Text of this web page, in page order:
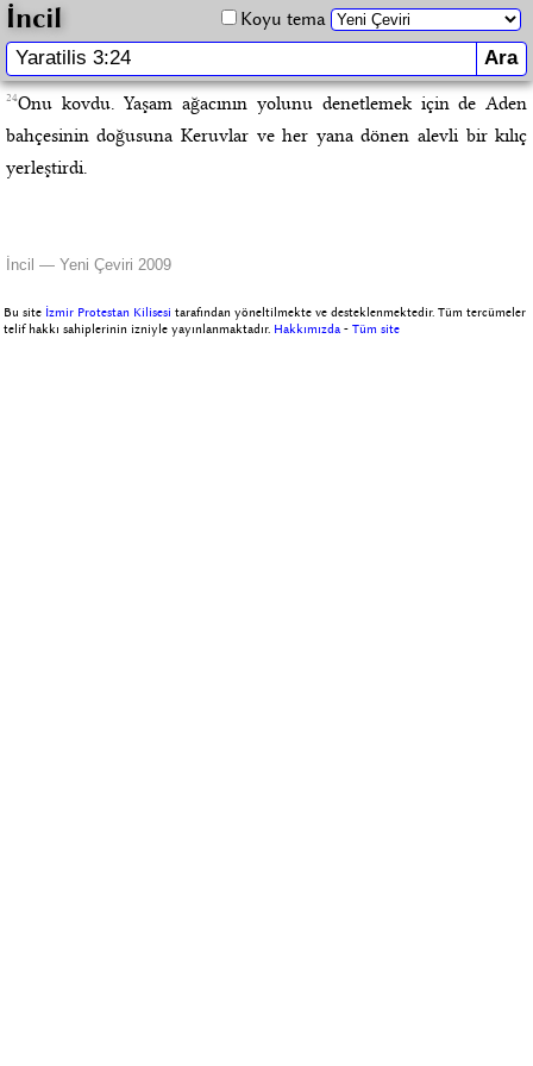
İncil Koyu tema
24Onu kovdu. Yaşam ağacının yolunu denetlemek için de Aden
bahçesinin doğusuna Keruvlar ve her yana dönen alevli bir kılıç
yerleştirdi.
İncil — Yeni Çeviri 2009
Bu site İzmir Protestan Kilisesi tarafından yöneltilmekte ve desteklenmektedir. Tüm tercümeler
telif hakkı sahiplerinin izniyle yayınlanmaktadır. Hakkımızda -Tüm site